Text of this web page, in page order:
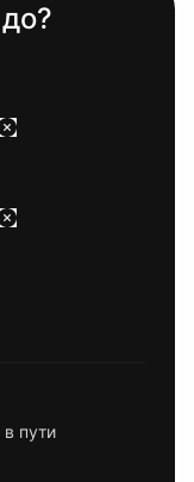
пути